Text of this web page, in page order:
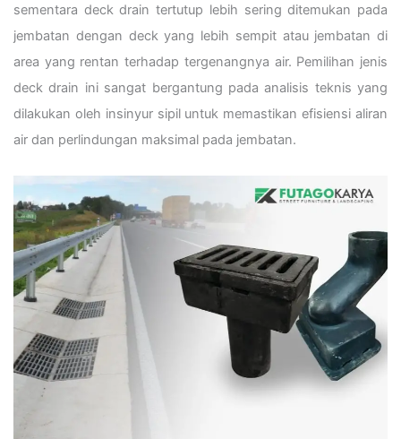
sementara deck drain tertutup lebih sering ditemukan pada
jembatan dengan deck yang lebih sempit atau jembatan di
area yang rentan terhadap tergenangnya air. Pemilihan jenis
deck drain ini sangat bergantung pada analisis teknis yang
dilakukan oleh insinyur sipil untuk memastikan efisiensi aliran
air dan perlindungan maksimal pada jembatan.